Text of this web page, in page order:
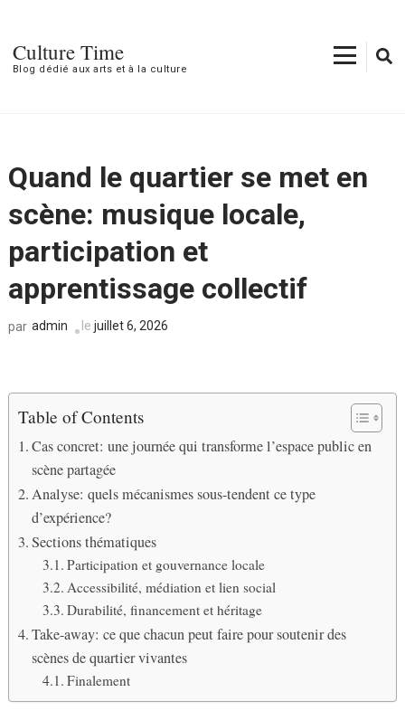
contenu
(Pressez
Culture Time
Blog dédié aux arts et à la culture
Quand le quartier se met en
scène: musique locale,
participation et
apprentissage collectif
par admin le juillet 6, 2026
Table of Contents
Cas concret: une journée qui transforme l’espace public en
scène partagée
Analyse: quels mécanismes sous-tendent ce type
d’expérience?
Sections thématiques
Participation et gouvernance locale
Accessibilité, médiation et lien social
Durabilité, financement et héritage
Take-away: ce que chacun peut faire pour soutenir des
scènes de quartier vivantes
Finalement